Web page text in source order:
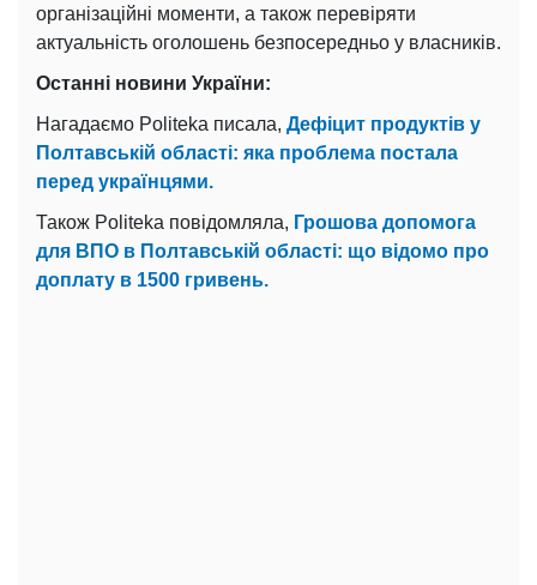
організаційні моменти, а також перевіряти
актуальність оголошень безпосередньо у власників.
Останні новини України:
Нагадаємо Politeka писала, Дефіцит продуктів у
Полтавській області: яка проблема постала
перед українцями.
Також Politeka повідомляла, Грошова допомога
для ВПО в Полтавській області: що відомо про
доплату в 1500 гривень.